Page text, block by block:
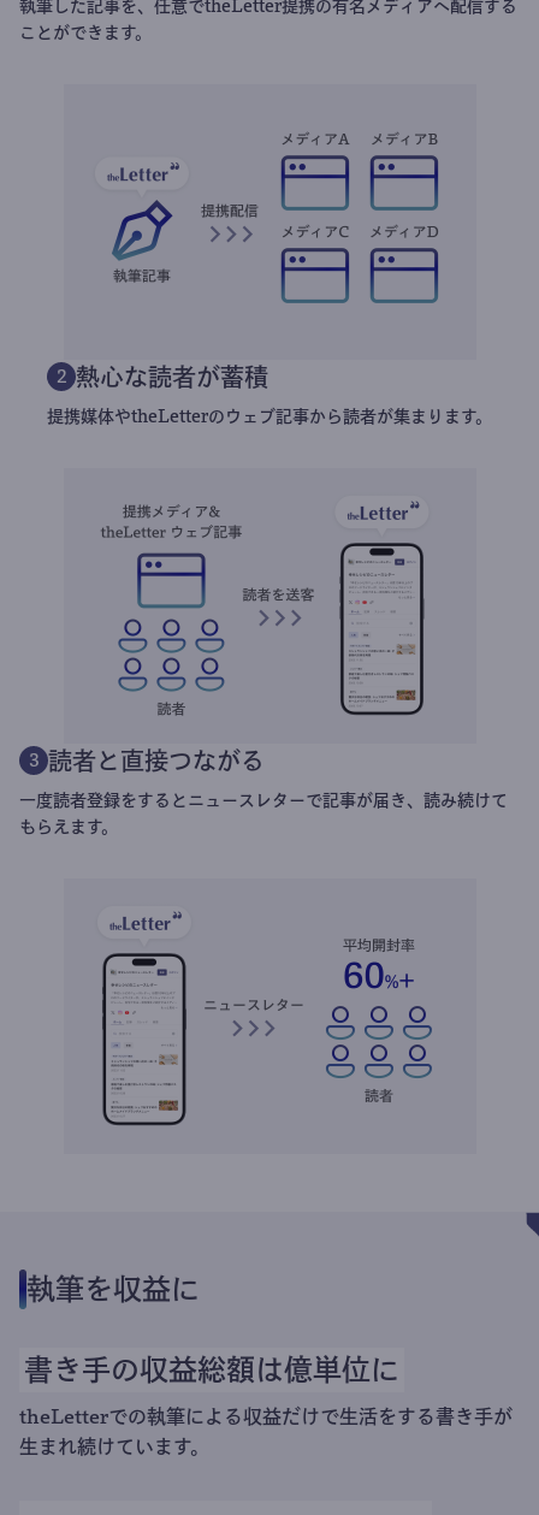
執筆した記事を、任意でtheLetter提携の有名メディアへ配信する
ことができます。
2 熱心な読者が蓄積
提携媒体やtheLetterのウェブ記事から読者が集まります。
3 読者と直接つながる
一度読者登録をするとニュースレターで記事が届き、読み続けて
もらえます。
執筆を収益に
書き手の収益総額は億単位に
theLetterでの執筆による収益だけで生活をする書き手が
生まれ続けています。